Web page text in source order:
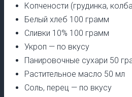
Копчености (грудинка,
Белый хлеб 100 грамм
Сливки 10% 100 грамм
Укроп — по вкусу
Панировочные сухари 50
Растительное масло 50 мл
Соль, перец — по вкусу